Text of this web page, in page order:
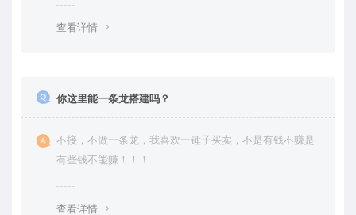
查看详情
你这里能一条龙搭建吗？
不接，不做一条龙，我喜欢一锤子买卖，不是有钱不赚是
有些钱不能赚！！！
查看详情